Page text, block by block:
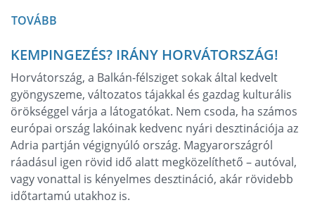
TOVÁBB
KEMPINGEZÉS? IRÁNY HORVÁTORSZÁG!
Horvátország, a Balkán-félsziget sokak által kedvelt
gyöngyszeme, változatos tájakkal és gazdag kulturális
örökséggel várja a látogatókat. Nem csoda, ha számos
európai ország lakóinak kedvenc nyári desztinációja az
Adria partján végignyúló ország. Magyarországról
ráadásul igen rövid idő alatt megközelíthető – autóval,
vagy vonattal is kényelmes desztináció, akár rövidebb
időtartamú utakhoz is.